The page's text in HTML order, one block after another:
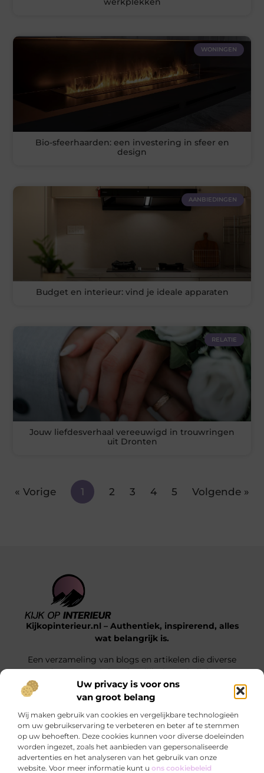
Uw privacy is voor ons
van groot belang
Wij maken gebruik van cookies en vergelijkbare technologieën
om uw gebruikservaring te verbeteren en beter af te stemmen
op uw behoeften. Deze cookies kunnen voor diverse doeleinden
worden ingezet, zoals het aanbieden van gepersonaliseerde
advertenties en het analyseren van het gebruik van onze
website. Voor meer informatie kunt u ons cookiebeleid
WONINGEN
Bio-sfeerhaarden: een investering in sfeer en
design
AANBIEDINGEN
Budget en interieur: vind je ideale apparaten
RELATIE
Jouw liefdesverhaal vereeuwigd in trouwringen
uit Dronten
« Vorige 1 2 3 4 5 Volgende »
Kijkopinterieur.nl – Authentiek, inspirerend, alles
wat belangrijk is.
Een verzameling van blogs en artikelen die diverse
onderwerpen uit het dagelijks leven belichten.
Onze informatie
Bericht categorie